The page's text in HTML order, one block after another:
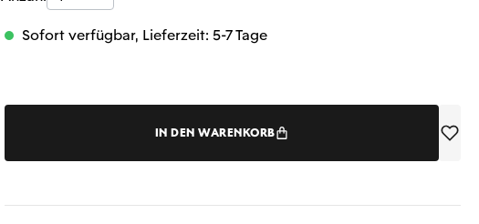
Sofort verfügbar, Lieferzeit: 5-7 Tage
IN DEN WARENKORB